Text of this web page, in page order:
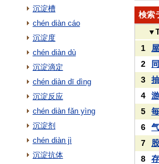
沉淀槽
chén diàn cáo
沉淀度
chén diàn dù
沉淀滴定
chén diàn dī dìng
沉淀反应
chén diàn fǎn yìng
沉淀剂
chén diàn jì
沉淀抗体
検索
▼
1
屋
2
3
4
5
6
气
7
股
8